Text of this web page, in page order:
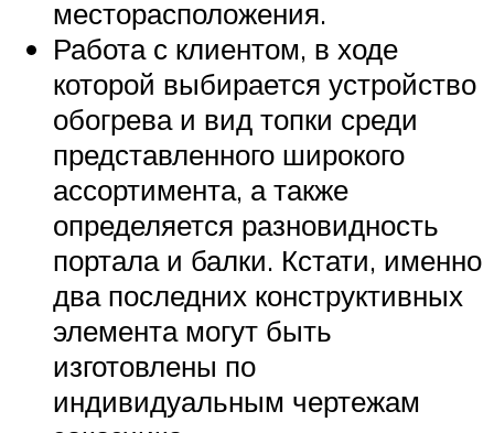
месторасположения.
Работа с клиентом, в ходе
которой выбирается устройство
обогрева и вид топки среди
представленного широкого
ассортимента, а также
определяется разновидность
портала и балки. Кстати, именно
два последних конструктивных
элемента могут быть
изготовлены по
индивидуальным чертежам